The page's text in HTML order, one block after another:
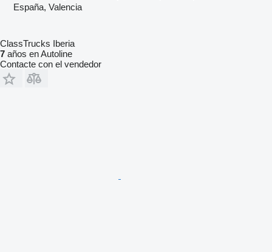
España, Valencia
ClassTrucks Iberia
7 años en Autoline
Contacte con el vendedor